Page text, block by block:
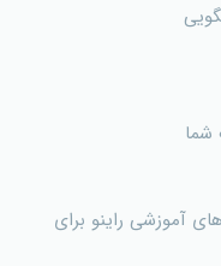
شما
آموزشی راینو برای